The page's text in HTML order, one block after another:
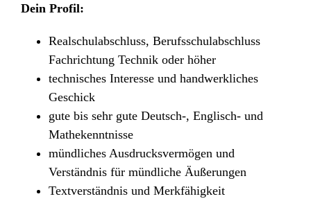
Dein Profil:
Realschulabschluss, Berufsschulabschluss
Fachrichtung Technik oder höher
technisches Interesse und handwerkliches
Geschick
gute bis sehr gute Deutsch-, Englisch- und
Mathekenntnisse
mündliches Ausdrucksvermögen und
Verständnis für mündliche Äußerungen
Textverständnis und Merkfähigkeit